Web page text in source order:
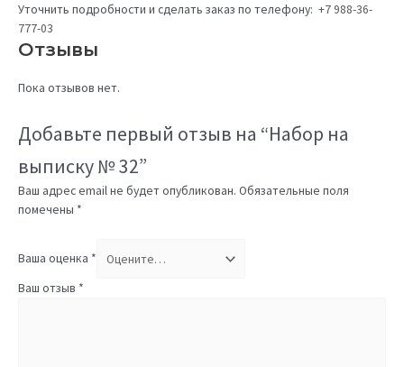
Уточнить подробности и сделать заказ по телефону: +7 988-36-
777-03
Отзывы
Пока отзывов нет.
Добавьте первый отзыв на “Набор на
выписку № 32”
Ваш адрес email не будет опубликован. Обязательные поля
помечены *
Ваша оценка *
Ваш отзыв *